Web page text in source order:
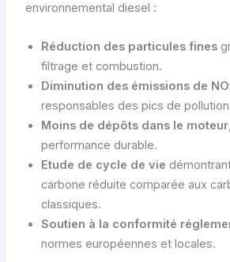
environnemental diesel :
Réduction des particules fines
filtrage et combustion.
Diminution des émissions de
responsables des pics de
Moins de dépôts dans le moteur
performance durable.
Etude de cycle de vie
carbone réduite comparée aux
classiques.
Soutien à la conformité
normes européennes et locales.